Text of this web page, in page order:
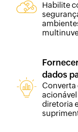
Habilite
dados
Converta
diretoria